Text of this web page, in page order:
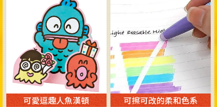
可愛逗趣人魚漢頓 可擦可改的柔和色系